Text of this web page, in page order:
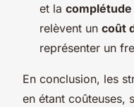
et la complétude
relèvent un coût
représenter un
En conclusion, les
en étant coûteuses,